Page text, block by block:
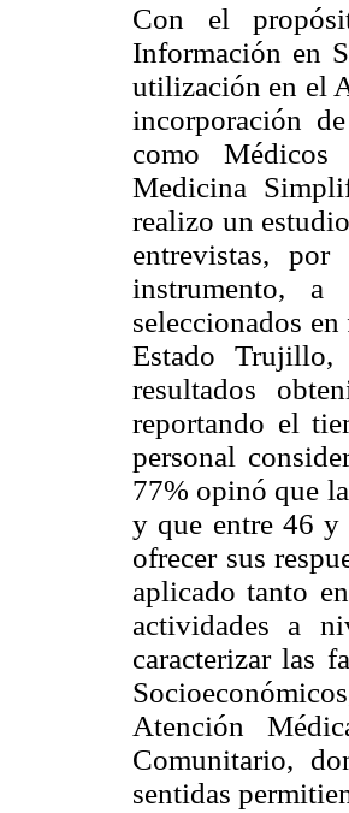
Con el
Información en
utilización en el
incorporación
como Médicos
Medicina
realizo un
entrevistas,
instrumento, a
seleccionados
Estado Trujillo,
resultados
reportando el
personal
77% opinó que
y que entre 46 y
ofrecer sus
aplicado tanto
actividades a
caracterizar las
Atención
Comunitario,
sentidas